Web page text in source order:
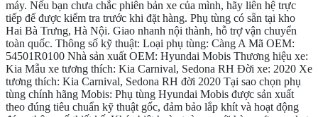
máy. Nếu bạn chưa chắc phiên bản xe của mình, hãy liên hệ trực
tiếp để được kiểm tra trước khi đặt hàng. Phụ tùng có sẵn tại kho
Hai Bà Trưng, Hà Nội. Giao nhanh nội thành, hỗ trợ vận chuyển
toàn quốc. Thông số kỹ thuật: Loại phụ tùng: Càng A Mã OEM:
54501R0100 Nhà sản xuất OEM: Hyundai Mobis Thương hiệu xe:
Kia Mẫu xe tương thích: Kia Carnival, Sedona RH Đời xe: 2020 Xe
tương thích: Kia Carnival, Sedona RH đời 2020 Tại sao chọn phụ
tùng chính hãng Mobis: Phụ tùng Hyundai Mobis được sản xuất
theo đúng tiêu chuẩn kỹ thuật gốc, đảm bảo lắp khít và hoạt động